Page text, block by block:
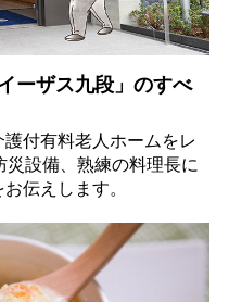
ーザス九段」のすべ
付有料老人ホームをレ
設備、熟練の料理長に
伝えします。